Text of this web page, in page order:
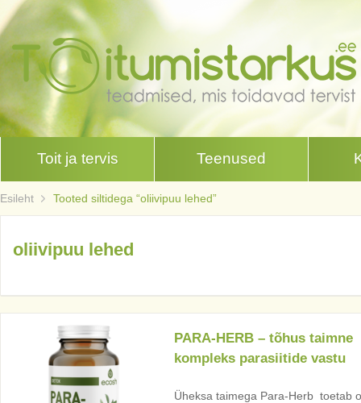
Toit ja tervis Teenused
Esileht Tooted siltidega “oliivipuu lehed”
oliivipuu lehed
PARA-HERB – tõhus taimne
kompleks parasiitide vastu
Üheksa taimega Para-Herb toetab